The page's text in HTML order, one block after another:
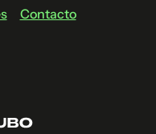
Contacto